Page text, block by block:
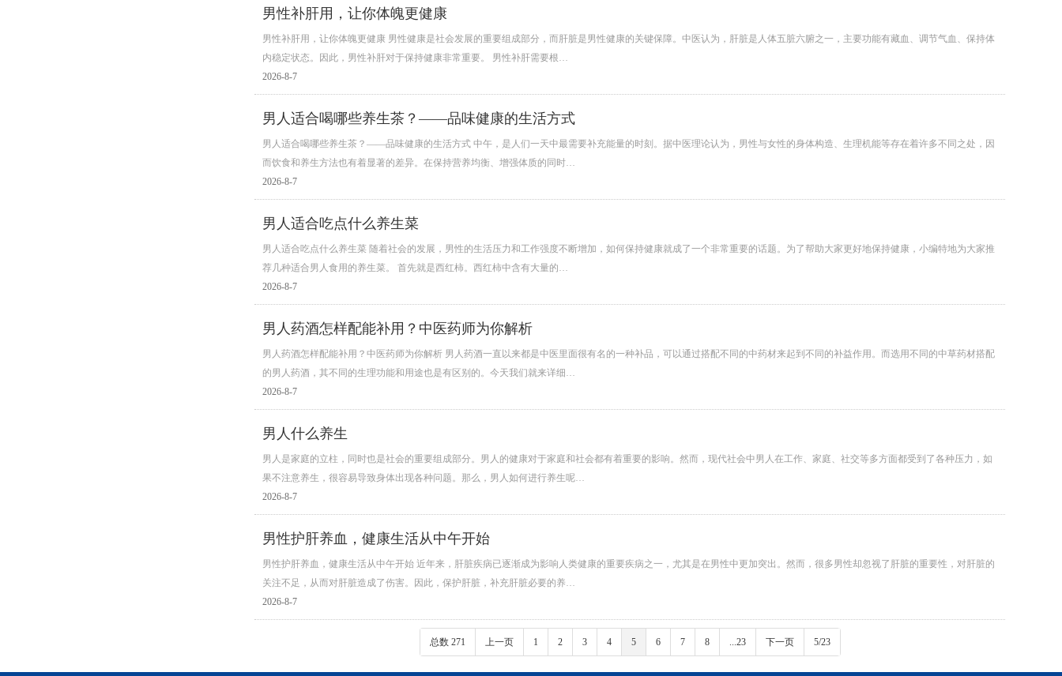
男性补肝用，让你体魄更健康
男性补肝用，让你体魄更健康 男性健康是社会发展的重要组成部分，而肝脏是男性健康的关键保障。中医认为，肝脏是人体五脏六腑之一，主要功能有藏血、调节气血、保持体
内稳定状态。因此，男性补肝对于保持健康非常重要。 男性补肝需要根…
2026-8-7
男人适合喝哪些养生茶？——品味健康的生活方式
男人适合喝哪些养生茶？——品味健康的生活方式 中午，是人们一天中最需要补充能量的时刻。据中医理论认为，男性与女性的身体构造、生理机能等存在着许多不同之处，因
而饮食和养生方法也有着显著的差异。在保持营养均衡、增强体质的同时…
2026-8-7
男人适合吃点什么养生菜
男人适合吃点什么养生菜 随着社会的发展，男性的生活压力和工作强度不断增加，如何保持健康就成了一个非常重要的话题。为了帮助大家更好地保持健康，小编特地为大家推
荐几种适合男人食用的养生菜。 首先就是西红柿。西红柿中含有大量的…
2026-8-7
男人药酒怎样配能补用？中医药师为你解析
男人药酒怎样配能补用？中医药师为你解析 男人药酒一直以来都是中医里面很有名的一种补品，可以通过搭配不同的中药材来起到不同的补益作用。而选用不同的中草药材搭配
的男人药酒，其不同的生理功能和用途也是有区别的。今天我们就来详细…
2026-8-7
男人什么养生
男人是家庭的立柱，同时也是社会的重要组成部分。男人的健康对于家庭和社会都有着重要的影响。然而，现代社会中男人在工作、家庭、社交等多方面都受到了各种压力，如
果不注意养生，很容易导致身体出现各种问题。那么，男人如何进行养生呢…
2026-8-7
男性护肝养血，健康生活从中午开始
男性护肝养血，健康生活从中午开始 近年来，肝脏疾病已逐渐成为影响人类健康的重要疾病之一，尤其是在男性中更加突出。然而，很多男性却忽视了肝脏的重要性，对肝脏的
关注不足，从而对肝脏造成了伤害。因此，保护肝脏，补充肝脏必要的养…
2026-8-7
总数 271 上一页 1 2 3 4 5 6 7 8 ...23 下一页 5/23